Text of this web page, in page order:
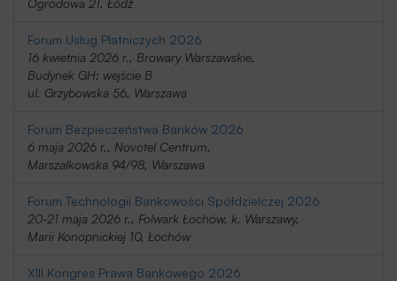
Ogrodowa 21, Łódź
Forum Usług Płatniczych 2026
16 kwietnia 2026 r., Browary Warszawskie,
Budynek GH; wejście B
ul. Grzybowska 56, Warszawa
Forum Bezpieczeństwa Banków 2026
6 maja 2026 r., Novotel Centrum,
Marszałkowska 94/98, Warszawa
Forum Technologii Bankowości Spółdzielczej 2026
20-21 maja 2026 r., Folwark Łochów, k. Warszawy,
Marii Konopnickiej 10, Łochów
XIII Kongres Prawa Bankowego 2026